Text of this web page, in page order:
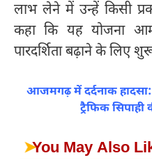
लाभ लेने में उन्हें किसी
कहा कि यह योजना
पारदर्शिता बढ़ाने के लिए
आजमगढ़ में दर्दनाक
ट्रैफिक
➤You May Also